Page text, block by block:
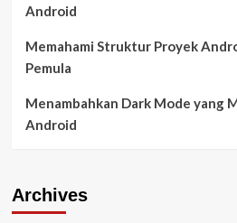
Android
Memahami Struktur Proyek
Pemula
Menambahkan Dark Mode yang
Android
Archives